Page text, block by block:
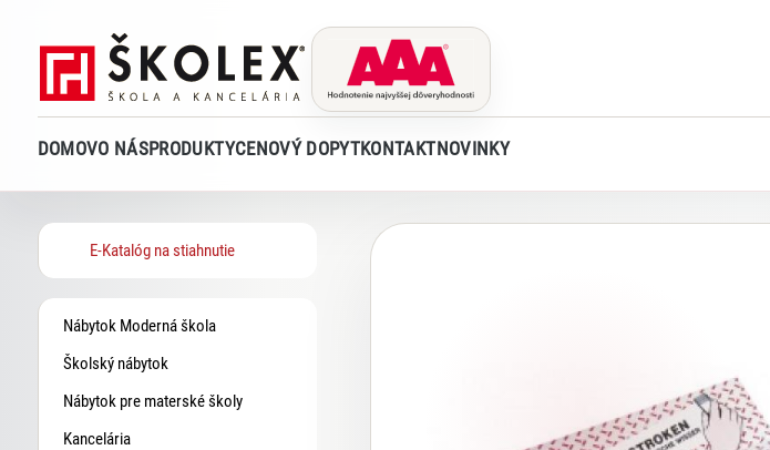
DOMOVO NÁSPRODUKTYCENOVÝ DOPYTKONTAKTNOVINKY
E-Katalóg na stiahnutie
Nábytok Moderná škola
Školský nábytok
Nábytok pre materské školy
Kancelária